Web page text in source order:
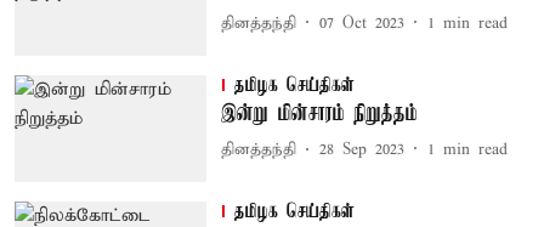
தினத்தந்தி 07 Oct 2023 1 min read
தமிழக செய்திகள்
இன்று மின்சாரம் நிறுத்தம்
தினத்தந்தி 28 Sep 2023 1 min read
தமிழக செய்திகள்